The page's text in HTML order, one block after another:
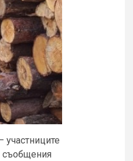
съобщения